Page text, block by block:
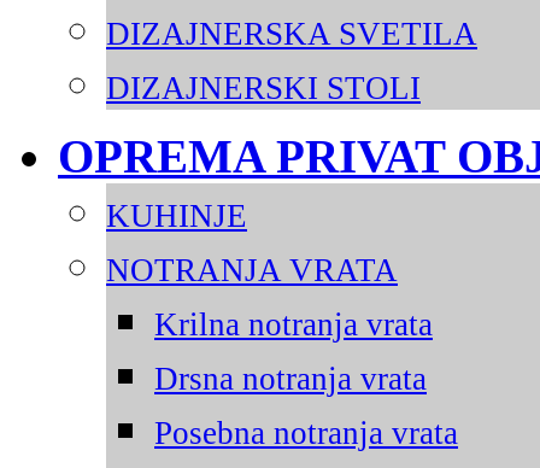
DIZAJNERSKA SVETILA
DIZAJNERSKI STOLI
OPREMA PRIVAT
KUHINJE
NOTRANJA VRATA
Krilna notranja vrata
Drsna notranja vrata
Posebna notranja vrata